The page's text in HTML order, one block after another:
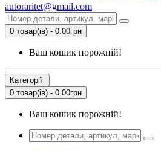
autoraritet@gmail.com
0 товар(ів) - 0.00грн
Ваш кошик порожній!
Категорії
0 товар(ів) - 0.00грн
Ваш кошик порожній!